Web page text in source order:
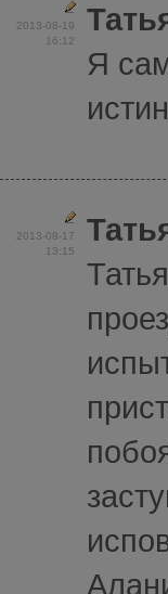
2013-08-19
16:12
Я
2013-08-17
13:15